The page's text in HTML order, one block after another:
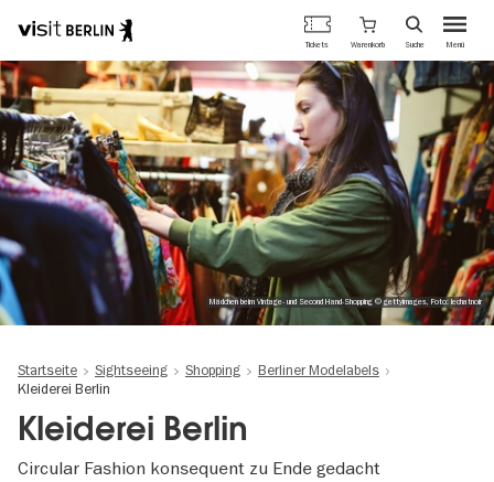
Direkt
zum
Inhalt
Berlins
offizielles
Tourismusportal
Menü
Tickets Warenkorb Suche
Mädchen beim Vintage- und Second Hand-Shopping © gettyimages, Foto: lechatnoir
Startseite Sightseeing Shopping
Berliner Modelabels
Kleiderei Berlin
Kleiderei Berlin
Circular Fashion konsequent zu Ende gedacht